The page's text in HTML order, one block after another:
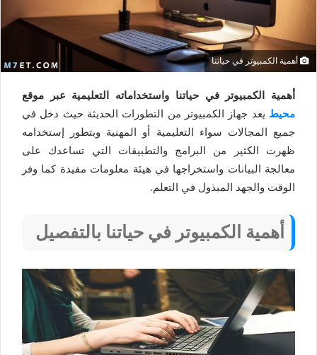
أهمية الكمبيوتر في حياتنا
أهمية الكمبيوتر في حياتنا واستخداماته التعليمية عبر موقع
محيط يعد جهاز الكمبيوتر من التطورات الحديثة حيث دخل في
جميع المجالات سواء التعليمية أو المهنية وبتطور إستخدامه
ظهرت الكثير من البرامج والتطبيقات التي تساعدك على
معالجة البيانات واستخراجها في هيئة معلومات مفيدة كما وفر
الوقت والجهد المبذول في التعلم.
أهمية الكمبيوتر في حياتنا بالتفصيل